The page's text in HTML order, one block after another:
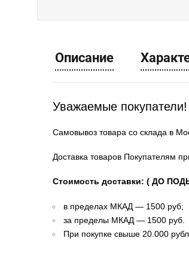
Описание
Уважаемые покупатели!
Самовывоз товара со склада в
Доставка товаров Покупателям
Стоимость доставки: ( ДО
в пределах МКАД — 1500 руб;
за пределы МКАД — 1500 руб.
При покупке свыше 20.000